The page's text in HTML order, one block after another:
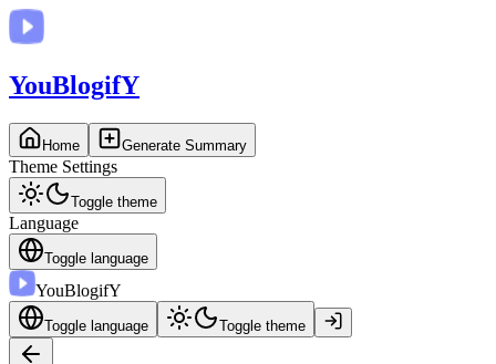
YouBlogifY
Home Generate Summary
Theme Settings
Toggle theme
Language
Toggle language
YouBlogifY
Toggle language Toggle theme